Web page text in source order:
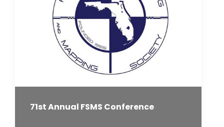
71st Annual FSMS Conference